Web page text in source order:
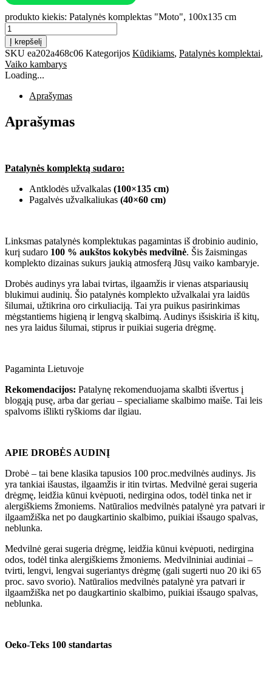
produkto kiekis: Patalynės komplektas "Moto", 100x135 cm
Į krepšelį
SKU ea202a468c06 Kategorijos Kūdikiams, Patalynės komplektai,
Vaiko kambarys
Loading...
Aprašymas
Aprašymas
Patalynės komplektą sudaro:
Antklodės užvalkalas (100×135 cm)
Pagalvės užvalkaliukas (40×60 cm)
Linksmas patalynės komplektukas pagamintas iš drobinio audinio,
kurį sudaro 100 % aukštos kokybės medvilnė. Šis žaismingas
komplekto dizainas sukurs jaukią atmosferą Jūsų vaiko kambaryje.
Drobės audinys yra labai tvirtas, ilgaamžis ir vienas atspariausių
blukimui audinių. Šio patalynės komplekto užvalkalai yra laidūs
šilumai, užtikrina oro cirkuliaciją. Tai yra puikus pasirinkimas
mėgstantiems higieną ir lengvą skalbimą. Audinys išsiskiria iš kitų,
nes yra laidus šilumai, stiprus ir puikiai sugeria drėgmę.
Pagaminta Lietuvoje
Rekomendacijos: Patalynę rekomenduojama skalbti išvertus į
blogąją pusę, arba dar geriau – specialiame skalbimo maiše. Tai leis
spalvoms išlikti ryškioms dar ilgiau.
APIE DROBĖS AUDINĮ
Drobė – tai bene klasika tapusios 100 proc.medvilnės audinys. Jis
yra tankiai išaustas, ilgaamžis ir itin tvirtas. Medvilnė gerai sugeria
drėgmę, leidžia kūnui kvėpuoti, nedirgina odos, todėl tinka net ir
alergiškiems žmoniems. Natūralios medvilnės patalynė yra patvari ir
ilgaamžiška net po daugkartinio skalbimo, puikiai išsaugo spalvas,
neblunka.
Medvilnė gerai sugeria drėgmę, leidžia kūnui kvėpuoti, nedirgina
odos, todėl tinka alergiškiems žmoniems. Medvilniniai audiniai –
tvirti, lengvi, lengvai sugeriantys drėgmę (gali sugerti nuo 20 iki 65
proc. savo svorio). Natūralios medvilnės patalynė yra patvari ir
ilgaamžiška net po daugkartinio skalbimo, puikiai išsaugo spalvas,
neblunka.
Oeko-Teks 100 standartas